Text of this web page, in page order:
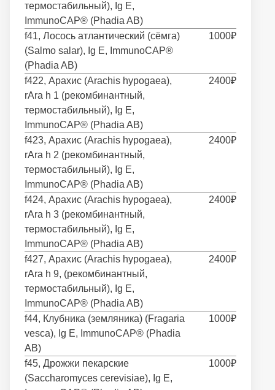
термостабильный), Ig E,
ImmunoCAP® (Phadia AB)
f41, Лосось атлантический (сёмга)
(Salmo salar), Ig E, ImmunoCAP®
(Phadia AB)
1000₽
f422, Арахис (Arachis hypogaea),
rAra h 1 (рекомбинантный,
термостабильный), Ig E,
ImmunoCAP® (Phadia AB)
2400₽
f423, Арахис (Arachis hypogaea),
rAra h 2 (рекомбинантный,
термостабильный), Ig E,
ImmunoCAP® (Phadia AB)
2400₽
f424, Арахис (Arachis hypogaea),
rAra h 3 (рекомбинантный,
термостабильный), Ig E,
ImmunoCAP® (Phadia AB)
2400₽
f427, Арахис (Arachis hypogaea),
rAra h 9, (рекомбинантный,
термостабильный), Ig E,
ImmunoCAP® (Phadia AB)
2400₽
f44, Клубника (земляника) (Fragaria
vesca), Ig E, ImmunoCAP® (Phadia
AB)
1000₽
f45, Дрожжи пекарские
(Saccharomyces cerevisiae), Ig E,
1000₽